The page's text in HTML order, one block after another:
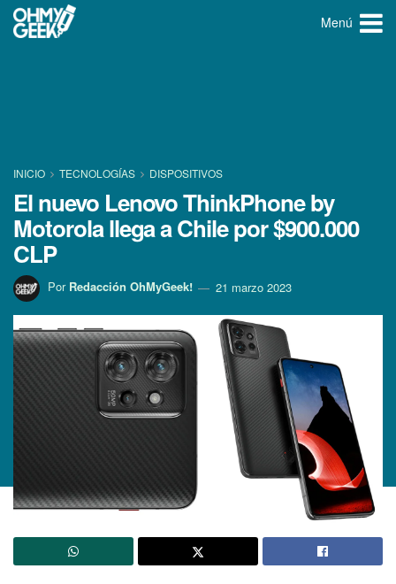
Menú
INICIO TECNOLOGÍ­AS DISPOSITIVOS
El nuevo Lenovo ThinkPhone by
Motorola llega a Chile por $900.000
CLP
Por Redacción OhMyGeek! 21 marzo 2023